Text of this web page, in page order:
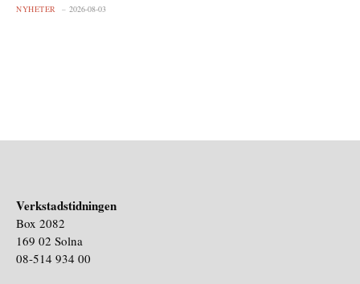
NYHETER 2026-08-03
Verkstadstidningen
Box 2082
169 02 Solna
08-514 934 00